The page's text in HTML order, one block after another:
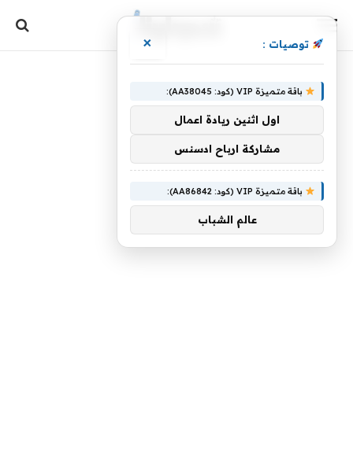
توصيات : ×
باقة متميزة VIP (كود: AA38045):
اول اثنين ريادة اعمال
مشاركة ارباح ادسنس
باقة متميزة VIP (كود: AA86842):
عالم الشباب